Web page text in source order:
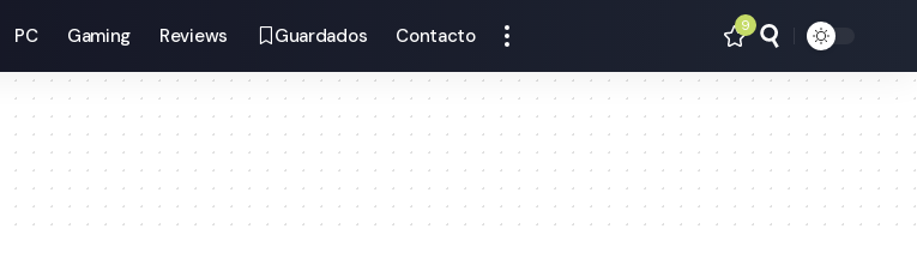
PC Gaming Reviews Guardados Contacto 9